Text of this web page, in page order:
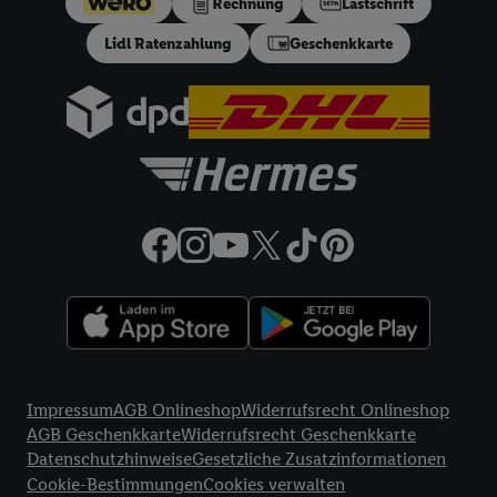
Lidl Ratenzahlung Geschenkkarte
ImpressumAGB OnlineshopWiderrufsrecht Onlineshop
AGB GeschenkkarteWiderrufsrecht Geschenkkarte
DatenschutzhinweiseGesetzliche Zusatzinformationen
Cookie-BestimmungenCookies verwalten
in einen Hashwert umgewandelte E-Mail-Adresse in
gemeinsamer Verantwortlichkeit verarbeitet.
IhremTelekommunikationsnetzbetreiber, die Utiq-Technologie
in den Lidl-Diensten einzusetzen. Utiq prüft zunächst anhand
Ihrer IP-Adresse, ob die Technologie für Sie verfügbar ist.
Wenn das der Fall ist, gibt Utiq Ihre IP-Adresse an Ihren
Kundenkonto-Referenz, wie z.B. Ihrer Mobilfunknummer, eine
Kennung für Utiq erstellt. Wir werden diese Kennung
Ihr Nutzungsverhalten in den Lidl-Diensten zu erfassen.
Insbesondere können Sie mittels dieser Technologie auch auf
ausspielen können. Sie können Ihre Einwilligung speziell zur
Nutzung der Utiq-Technologie - zusätzlich zur weiter unten
erläuterten Möglichkeit, Ihre Einwilligung generell zu